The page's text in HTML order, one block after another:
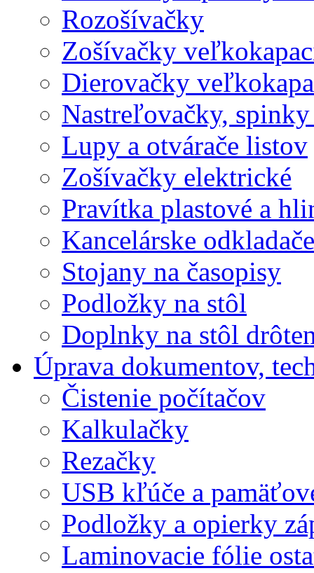
Rozošívačky
Zošívačky
Dierovačky
Nastreľovačky,
Lupy a otvárače listov
Zošívačky elektrické
Pravítka plastové a
Kancelárske odkladače
Stojany na časopisy
Podložky na stôl
Doplnky na stôl
Úprava dokumentov,
Čistenie počítačov
Kalkulačky
Rezačky
USB kľúče a
Podložky a opierky
Laminovacie fólie